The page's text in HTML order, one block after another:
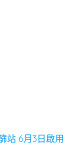
站 6月3日啟用